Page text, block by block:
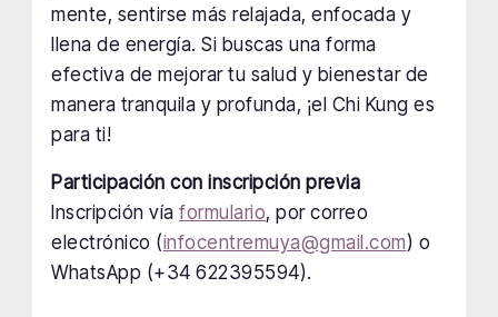
mente, sentirse más relajada, enfocada y
llena de energía. Si buscas una forma
efectiva de mejorar tu salud y bienestar de
manera tranquila y profunda, ¡el Chi Kung es
para ti!
Participación con inscripción previa
Inscripción víaformulario, por correo
electrónico (infocentremuya@gmail.com) o
WhatsApp (+34 622395594).